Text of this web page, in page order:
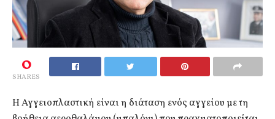
0
SHARES
Η Αγγειοπλαστική είναι η διάταση ενός αγγείου με τη